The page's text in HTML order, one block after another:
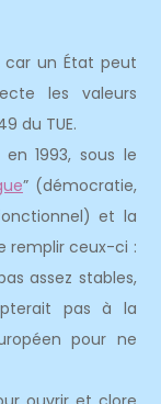
car un État peut
les valeurs
du TUE.
1993, sous le
” (démocratie,
et la
remplir ceux-ci :
assez stables,
pas à la
pour ne